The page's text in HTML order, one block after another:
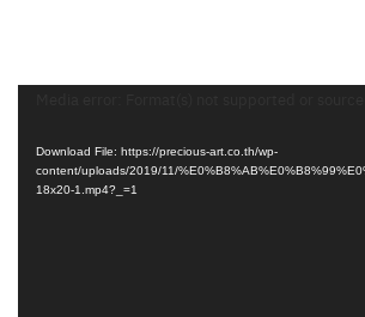
Download File: https://precious-art.co.th/wp-
content/uploads/2019/11/
18x20-1.mp4?_=1